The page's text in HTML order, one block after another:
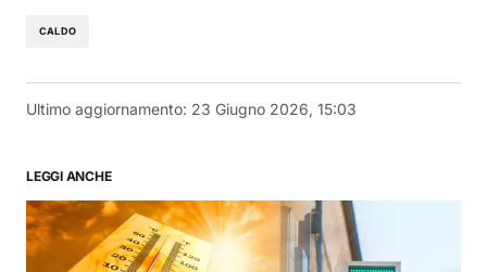
CALDO
Ultimo aggiornamento: 23 Giugno 2026, 15:03
LEGGI ANCHE